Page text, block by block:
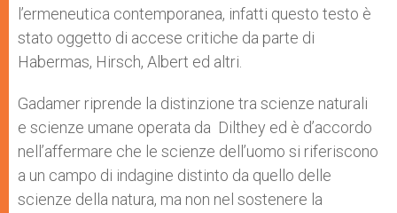
l’ermeneutica contemporanea, infatti questo testo è
stato oggetto di accese critiche da parte di
Habermas, Hirsch, Albert ed altri.
Gadamer riprende la distinzione tra scienze naturali
e scienze umane operata da Dilthey ed è d’accordo
nell’affermare che le scienze dell’uomo si riferiscono
a un campo di indagine distinto da quello delle
scienze della natura, ma non nel sostenere la